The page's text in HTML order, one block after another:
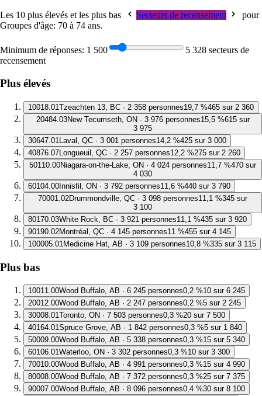
Les 10 plus élevés et les plus bas Secteurs de recensement
pour
Groupes d'âge: 70 à 74 ans.
Minimum de réponses: 1 500
5 328 secteurs de
recensement
Plus élevés
1 0018.01 Tzeachten 13, BC · 2 358 personnes19,7 %465 sur 2 360
20484.03New Tecumseth, ON · 3 976 personnes15,5 %615 sur
3 975
30647.01 Laval, QC · 3 001 personnes14,2 %425 sur 3 000
40876.07 Longueuil, QC · 2 257 personnes12,2 %275 sur 2 260
50110.00Niagara-on-the-Lake, ON · 4 024 personnes11,7 %470 sur
4 030
60104.00 Innisfil, ON · 3 792 personnes11,6 %440 sur 3 790
70001.02Drummondville, QC · 3 098 personnes11,1 %345 sur
3 100
80170.03White Rock, BC · 3 921 personnes11,1 %435 sur 3 920
90190.02Montréal, QC · 4 145 personnes11 %455 sur 4 145
100005.01 Medicine Hat, AB · 3 109 personnes10,8 %335 sur 3 115
Plus bas
10011.00Wood Buffalo, AB · 6 245 personnes0,2 %10 sur 6 245
20012.00Wood Buffalo, AB · 2 247 personnes0,2 %5 sur 2 245
30008.01Toronto, ON · 7 503 personnes0,3 %20 sur 7 500
40164.01Spruce Grove, AB · 1 842 personnes0,3 %5 sur 1 840
50009.00Wood Buffalo, AB · 5 338 personnes0,3 %15 sur 5 340
60106.01Waterloo, ON · 3 302 personnes0,3 %10 sur 3 300
70010.00Wood Buffalo, AB · 4 991 personnes0,3 %15 sur 4 990
80008.00Wood Buffalo, AB · 7 372 personnes0,3 %25 sur 7 375
90007.00Wood Buffalo, AB · 8 096 personnes0,4 %30 sur 8 100